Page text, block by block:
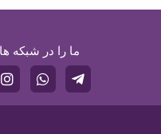
ما را در شبکه